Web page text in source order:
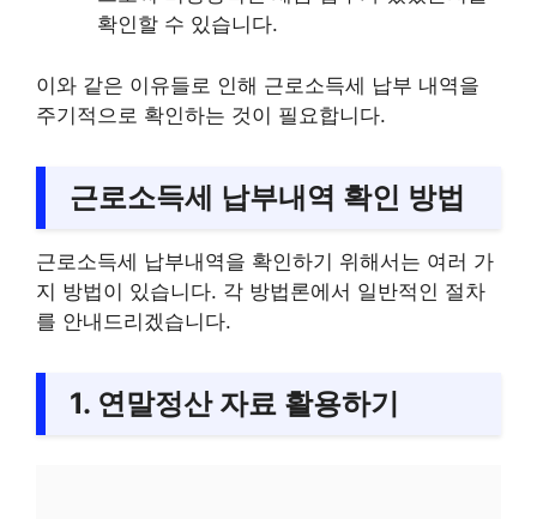
확인할 수 있습니다.
이와 같은 이유들로 인해 근로소득세 납부 내역을
주기적으로 확인하는 것이 필요합니다.
근로소득세 납부내역 확인 방법
근로소득세 납부내역을 확인하기 위해서는 여러 가
지 방법이 있습니다. 각 방법론에서 일반적인 절차
를 안내드리겠습니다.
1. 연말정산 자료 활용하기